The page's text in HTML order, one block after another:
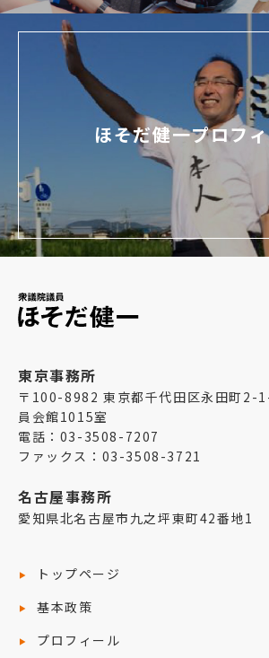
ほそだ健一プロフ
東京事務所
〒100-8982 東京都千代田区永田町2-
員会館1015室
電話：03-3508-7207
ファックス：03-3508-3721
名古屋事務所
愛知県北名古屋市九之坪東町42番地1
トップページ
基本政策
プロフィール